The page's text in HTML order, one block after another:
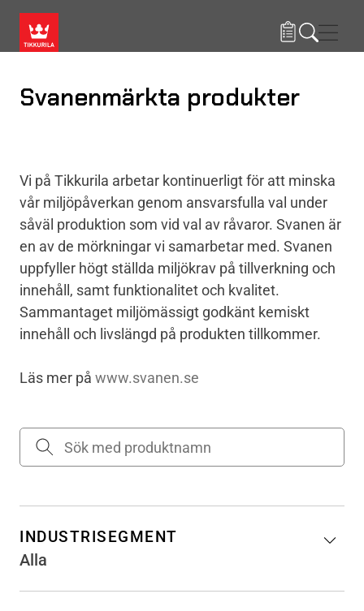
Svanenmärkta produkter
Vi på Tikkurila arbetar kontinuerligt för att minska
vår miljöpåverkan genom ansvarsfulla val under
såväl produktion som vid val av råvaror. Svanen är
en av de mörkningar vi samarbetar med. Svanen
uppfyller högt ställda miljökrav på tillverkning och
innehåll, samt funktionalitet och kvalitet.
Sammantaget miljömässigt godkänt kemiskt
innehåll och livslängd på produkten tillkommer.
Läs mer på www.svanen.se
INDUSTRISEGMENT
Alla